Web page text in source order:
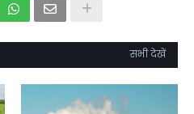
सभी देखें